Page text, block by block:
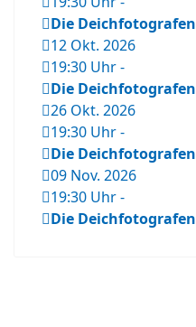
Die Deichfotografen
12 Okt. 2026
19:30 Uhr-
Die Deichfotografen
26 Okt. 2026
19:30 Uhr-
Die Deichfotografen
09 Nov. 2026
19:30 Uhr-
Die Deichfotografen